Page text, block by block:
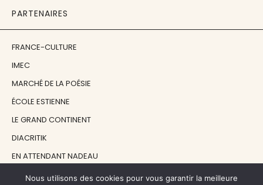
PARTENAIRES
FRANCE-CULTURE
IMEC
MARCHÉ DE LA POÉSIE
ÉCOLE ESTIENNE
LE GRAND CONTINENT
DIACRITIK
EN ATTENDANT NADEAU
Nous utilisons des cookies pour vous garantir la meilleure